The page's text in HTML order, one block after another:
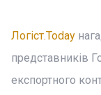
Логіст.Today
представників
експортного